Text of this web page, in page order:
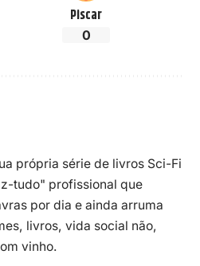
Piscar
0
própria série de livros Sci-Fi
tudo" profissional que
por dia e ainda arruma
livros, vida social não,
vinho.